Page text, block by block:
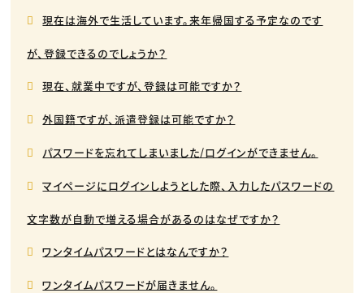
現在は海外で生活しています。来年帰国する予定なのです
が、登録できるのでしょうか？
現在、就業中ですが、登録は可能ですか？
外国籍ですが、派遣登録は可能ですか？
パスワードを忘れてしまいました/ログインができません。
マイページにログインしようとした際、入力したパスワードの
文字数が自動で増える場合があるのはなぜですか？
ワンタイムパスワードとはなんですか？
ワンタイムパスワードが届きません。